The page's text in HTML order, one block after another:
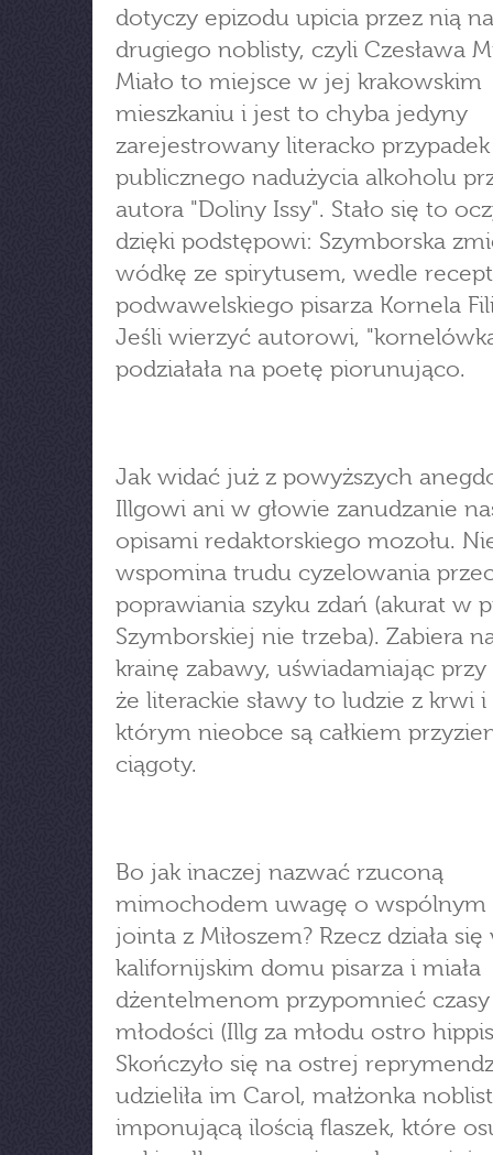
dotyczy epizodu upicia przez nią
drugiego noblisty, czyli Czesława
Miało to miejsce w jej krakowskim
mieszkaniu i jest to chyba jedyny
zarejestrowany literacko przypadek
publicznego nadużycia alkoholu
autora "Doliny Issy". Stało się to
dzięki podstępowi: Szymborska
wódkę ze spirytusem, wedle
podwawelskiego pisarza Kornela
Jeśli wierzyć autorowi,
podziałała na poetę piorunująco.
Jak widać już z powyższych
Illgowi ani w głowie zanudzanie
opisami redaktorskiego mozołu.
wspomina trudu cyzelowania
poprawiania szyku zdań (akurat w
Szymborskiej nie trzeba). Zabiera
krainę zabawy, uświadamiając przy
że literackie sławy to ludzie z krwi i
którym nieobce są całkiem
ciągoty.
Bo jak inaczej nazwać rzuconą
mimochodem uwagę o wspólnym
jointa z Miłoszem? Rzecz działa się
kalifornijskim domu pisarza i miała
dżentelmenom przypomnieć czasy
młodości (Illg za młodu ostro
Skończyło się na ostrej
udzieliła im Carol, małżonka
imponującą ilością flaszek, które